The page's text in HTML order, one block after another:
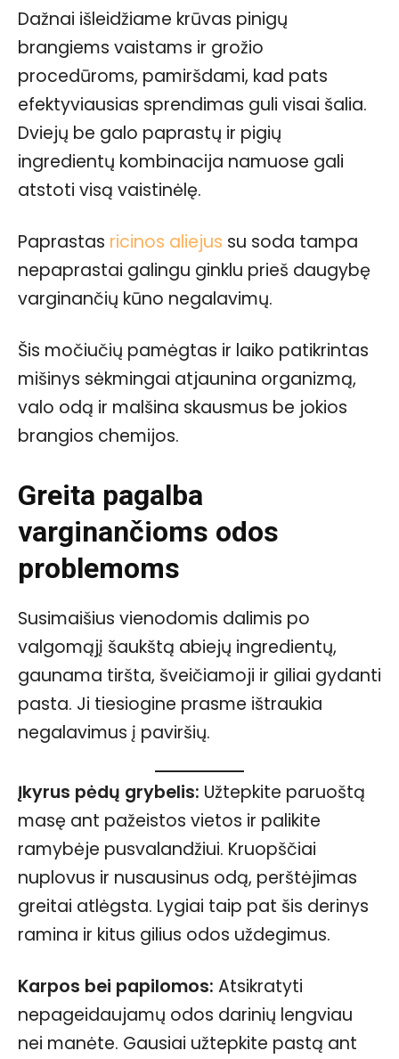
Dažnai išleidžiame krūvas pinigų
brangiems vaistams ir grožio
procedūroms, pamiršdami, kad pats
efektyviausias sprendimas guli visai šalia.
Dviejų be galo paprastų ir pigių
ingredientų kombinacija namuose gali
atstoti visą vaistinėlę.
Paprastas ricinos aliejus su soda tampa
nepaprastai galingu ginklu prieš daugybę
varginančių kūno negalavimų.
Šis močiučių pamėgtas ir laiko patikrintas
mišinys sėkmingai atjaunina organizmą,
valo odą ir malšina skausmus be jokios
brangios chemijos.
Greita pagalba
varginančioms odos
problemoms
Susimaišius vienodomis dalimis po
valgomąjį šaukštą abiejų ingredientų,
gaunama tiršta, šveičiamoji ir giliai gydanti
pasta. Ji tiesiogine prasme ištraukia
negalavimus į paviršių.
Įkyrus pėdų grybelis: Užtepkite paruoštą
masę ant pažeistos vietos ir palikite
ramybėje pusvalandžiui. Kruopščiai
nuplovus ir nusausinus odą, perštėjimas
greitai atlėgsta. Lygiai taip pat šis derinys
ramina ir kitus gilius odos uždegimus.
Karpos bei papilomos: Atsikratyti
nepageidaujamų odos darinių lengviau
nei manėte. Gausiai užtepkite pastą ant